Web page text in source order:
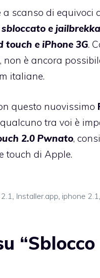
scanso di equivoci
sbloccato e
touch e iPhone 3G.
non è ancora
italiane.
questo nuovissimo
tra voi è
2.0 Pwnato,
touch di Apple.
, Installer.app, iphone 2.1,